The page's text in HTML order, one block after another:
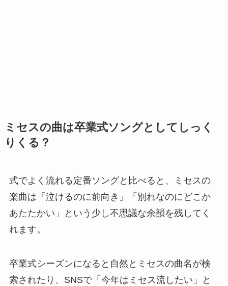
ミセスの曲は卒業式ソングとしてしっく
りくる？
式でよく流れる定番ソングと比べると、ミセスの
楽曲は「泣けるのに前向き」「別れなのにどこか
あたたかい」という少し不思議な余韻を残してく
れます。
卒業式シーズンになると自然とミセスの曲名が検
索されたり、SNSで「今年はミセス流したい」と